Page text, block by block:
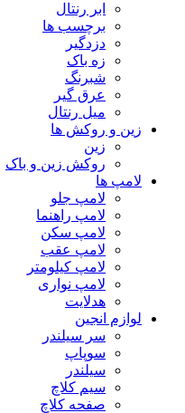
ابر رنتال
برچسب ها
دزدگیر
زه باک
شبرنگ
عرق گیر
میل رنتال
زین و روکش ها
زین
روکش زین و باک
لامپ ها
لامپ جلو
لامپ راهنما
لامپ سکن
لامپ عقب
لامپ کیلومتر
لامپ نواری
هدلایت
لوازم انجین
سر سیلندر
سوپاپ
سیلندر
سیم کلاچ
صفحه کلاچ